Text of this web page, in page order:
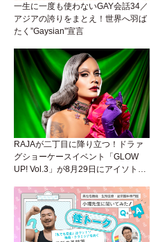
一生に一度も使わないGAY会話34／
アジアの誇りをまとえ！世界へ羽ば
たく”Gaysian”宣言
RAJAが二丁目に降り立つ！ドラァ
グショーケースイベント「GLOW
UP! Vol.3」が8月29日にアイソトー